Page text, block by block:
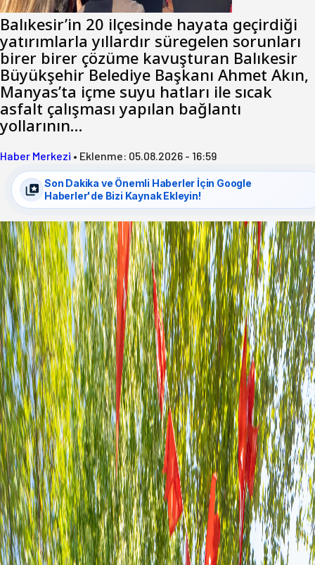
Balıkesir’in 20 ilçesinde hayata geçirdiği
yatırımlarla yıllardır süregelen sorunları
birer birer çözüme kavuşturan Balıkesir
Büyükşehir Belediye Başkanı Ahmet Akın,
Manyas’ta içme suyu hatları ile sıcak
asfalt çalışması yapılan bağlantı
yollarının…
Haber Merkezi • Eklenme: 05.08.2026 - 16:59
Son Dakika ve Önemli Haberler İçin Google
Haberler'de Bizi Kaynak Ekleyin!